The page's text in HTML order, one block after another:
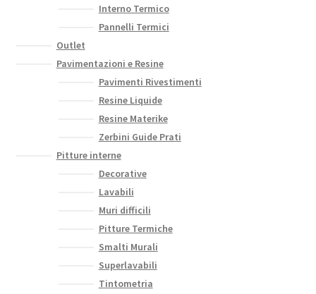
Interno Termico
Pannelli Termici
Outlet
Pavimentazioni e Resine
Pavimenti Rivestimenti
Resine Liquide
Resine Materike
Zerbini Guide Prati
Pitture interne
Decorative
Lavabili
Muri difficili
Pitture Termiche
Smalti Murali
Superlavabili
Tintometria